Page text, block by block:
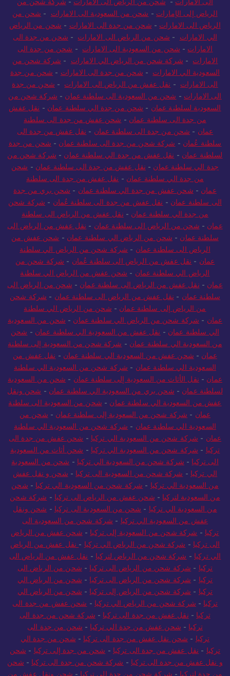
الرياض إلى الإمارات - شحن من السعودية الى الامارات - شحن من
الرياض الى الامارات - شحن من جدة الى الامارات - شحن من الرياض
الي الامارات - شحن من الرياض الى الامارات - شحن من جدة الى
الامارات - شحن من السعودية الى الامارات - شحن من جدة الى
الامارات - شركة شحن من الرياض الي الامارات - شركة شحن من
السعودية الي الامارات - شحن من جدة الى الامارات - شحن من جدة
الى الامارات - نقل عفش من الرياض الى الامارات - شحن من جدة
الى الامارات - شحن من السعودية الى سلطنة عمان - شركة شحن من
السعودية لسلطنة عمان - شحن من جدة الي سلطنة عمان - نقل عفش
من جدة الى سلطنة عمان - شحن عفش من جدة الى سلطنة
عمان - شحن من جدة الى سلطنة عمان - نقل عفش من جدة الى
سلطنة عُمان - شركة شحن من جدة الى سلطنة عمان - شحن من جدة
لسلطنة عمان - نقل عفش من جدة الي سلطنة عمان - شركة شحن من
جدة الي سلطنة عمان - نقل عفش من جدة الى سلطنة عمان - شحن
من جدة الي سلطنة عمان - نقل عفش من جدة الى سلطنة
عمان - شحن عفش من جدة الي سلطنة عمان - شحن بري من جدة
الى سلطنة عمان - نقل عفش من جدة الى سلطنة عُمان - شركة شحن
من جدة الي سلطنة عمان - نقل عفش من الرياض الى سلطنة
عمان - شحن من الرياض الى سلطنة عمان - نقل عفش من الرياض الى
سلطنة عمان - شحن من الرياض الي سلطنة عمان - شحن عفش من
الرياض الى سلطنة عمان - شركة شحن من الرياض الي سلطنة
عمان - نقل عفش من الرياض الى سلطنة عُمان - شركة شحن من
الرياض الي سلطنة عمان - شحن عفش من الرياض الي سلطنة
عمان - نقل عفش من الرياض الى سلطنة عمان - شحن من الرياض الى
سلطنة عمان - نقل عفش من الرياض الى سلطنة عمان - شركة شحن
من الرياض إلى سلطنة عمان - شحن من الرياض الي سلطنة
عمان - شركة شحن من الرياض الي سلطنة عمان - شحن من السعودية
الي سلطنة عمان - نقل عفش من السعودية الي سلطنة عمان - شحن
من السعودية الي سلطنة عمان - شركة شحن من السعودية إلى سلطنة
عمان - شحن عفش من السعودية الي سلطنة عمان - نقل عفش من
السعودية الي سلطنة عمان - شركة شحن من السعودية الي سلطنة
عمان - نقل الأثاث من السعودية إلى سلطنة عمان - شحن من السعودية
لسلطنة عمان - شحن بري من السعودية الي سلطنة عمان - شحن ونقل
عفش من السعودية الي سلطنة عمان - شحن من السعودية الى سلطنة
عمان - شركة شحن من السعودية إلى سلطنة عمان - شحن من
السعودية الي سلطنة عمان - شركة شحن من السعودية الي سلطنة
عمان - شركة شحن من السعودية الي تركيا - شحن عفش من جدة الى
تركيا - شركة شحن من السعودية الي تركيا - شحن أثاث من السعودية
الى تركيا - شركة شحن من السعودية الي تركيا - شحن من السعودية
الي تركيا - شركة شحن من السعودية الى تركيا - شحن و نقل عفش
من السعودية الي تركيا - شركة شحن من السعودية الي تركيا - شحن
من السعودية لتركيا - شحن عفش من الرياض الى تركيا - شركة شحن
من السعودية الي تركيا - شحن من السعودية الى تركيا - شحن ونقل
عفش من السعودية الي تركيا - شركة شحن من السعودية الى
تركيا - شركة شحن من السعودية إلى تركيا - شحن عفش من الرياض
الى تركيا - شركة شحن من الرياض الي تركيا - نقل عفش من الرياض
الي تركيا - شركة شحن من الرياض لتركيا - نقل عفش من الرياض الى
تركيا - شركة شحن من الرياض الى تركيا - شحن من الرياض الى
تركيا - شركة شحن من الرياض الى تركيا - شحن من الرياض الي
تركيا - شركة شحن من الرياض إلى تركيا - شحن من الرياض الي
تركيا - شركة شحن من الرياض الي تركيا - شحن عفش من جدة الى
تركيا - نقل عفش من جدة الى تركيا - شركة شحن من جدة الى
تركيا - شحن عفش من جدة الي تركيا - شحن من جدة الى
تركيا - شحن نقل عفش من جدة الى تركيا - شحن من جدة الي
تركيا - نقل عفش من جدة الى تركيا - شحن من جدة إلى تركيا - شحن
و نقل عفش من جدة الى تركيا - شركة شحن من جدة الى تركيا - شحن
من جدة لتركيا - شركة شحن من جدة الي تركيا - شحن ونقل عفش من